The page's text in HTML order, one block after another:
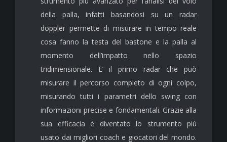
della palla, infatti basandosi su un radar
doppler permette di misurare in tempo reale
cosa fanno la testa del bastone e la palla al
momento dell’impatto nello spazio
tridimensionale. E’ il primo radar che può
misurare il percorso completo di ogni colpo,
misurando tutti i parametri dello swing con
informazioni precise e fondamentali. Grazie alla
sua efficacia è diventato lo strumento più
usato dai migliori coach e giocatori del mondo.